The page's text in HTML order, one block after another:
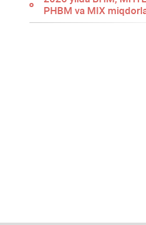
PHBM va MIX